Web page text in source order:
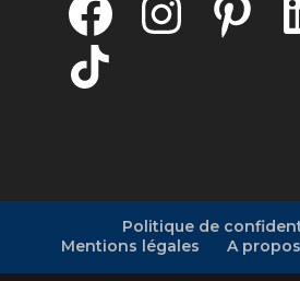
TikTok
Politique de
Mentions légales
A propos